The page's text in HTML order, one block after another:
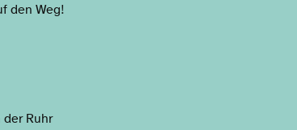
den Weg!
Ruhr